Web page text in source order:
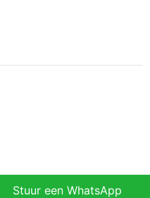
Stuur een WhatsApp